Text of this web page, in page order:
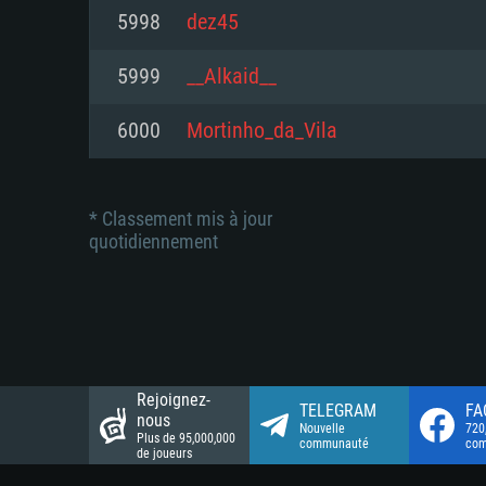
Disque dur: 23.1 Go (client
Disque dur: 62,2 Go (client
Connection: Connexion Internet
Disque dur: 62,2 Go (client
5998 dez45
5999 __Alkaid__
6000 Mortinho_da_Vila
* Classement mis à jour
quotidiennement
Rejoignez-
nous
Plus de 95,000,000
de joueurs
TELEGRAM
Nouvelle
communauté